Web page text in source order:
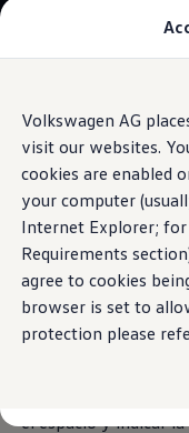
Volkswagen AG
visit our websites.
cookies are enabled
your computer
Internet Explorer;
Requirements
agree to cookies
browser is set to
protection please
contenido
principal
a pie
de
página
Modelos y
Contáctanos
Marca y
Volkswagen
Latin NCAP
Espacio
Tengo un
Manuales
Noticias
La
el espacio y indicar